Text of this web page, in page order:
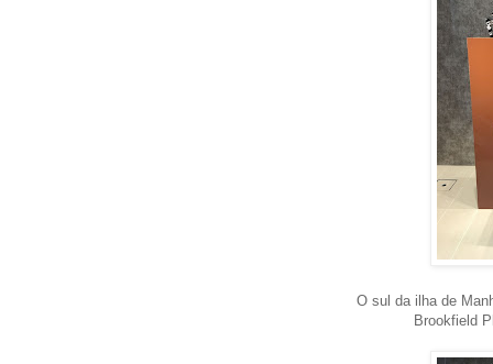
O sul da ilha de
Brookfield